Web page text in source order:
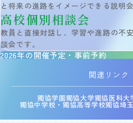
と将来の進路をイメージできる説明会
高校個別相談会
教員と直接対話し、学習や進路の不
談会です。
2026年の開催予定・事前予約
関連リンク
獨協学園獨協大学獨協医科大
獨協中学校・獨協高等学校獨協埼